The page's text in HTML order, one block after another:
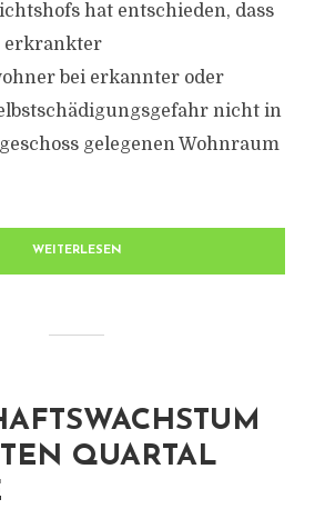
hat entschieden, dass
erkrankter
bei erkannter oder
nicht in
gelegenen Wohnraum
WEITERLESEN
QUARTAL